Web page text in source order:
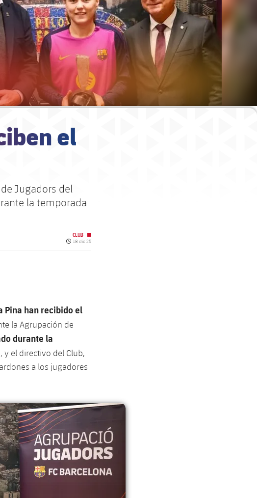
el
Jugadors del
la temporada
CLUB
Fecha de publicación
18 dic 25
Pina han recibido el
la Agrupación de
durante la
y el directivo del Club,
a los jugadores